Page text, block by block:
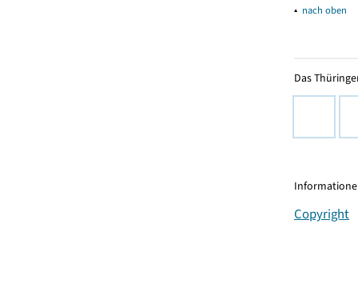
▴ nach oben
Das
Copyright